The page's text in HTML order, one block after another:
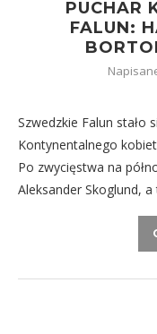
PUCHAR
FALUN:
Szwedzkie Falun stało
Kontynentalnego
Po zwycięstwa na
Aleksander Skoglund,